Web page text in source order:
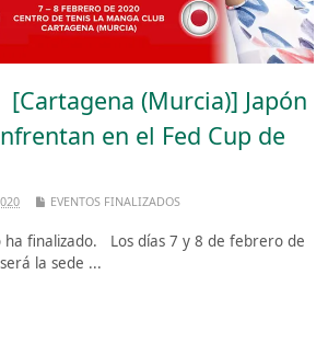
[Cartagena (Murcia)] Japón
en el Fed Cup de
EVENTOS FINALIZADOS
ha finalizado. Los días 7 y 8 de febrero de
la sede ...